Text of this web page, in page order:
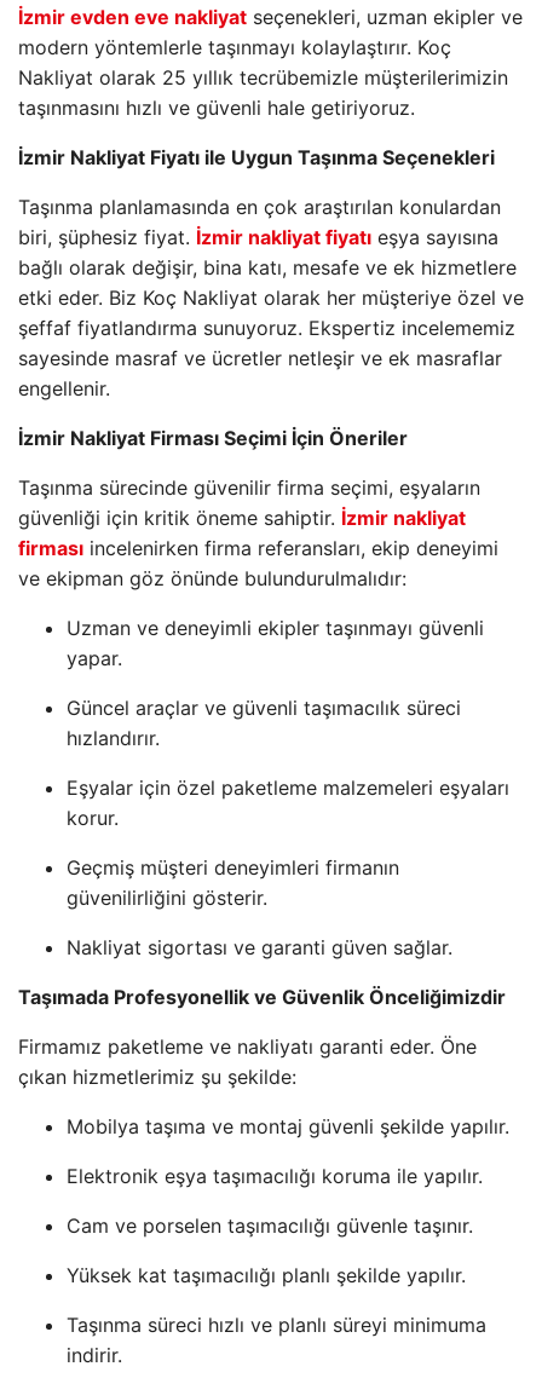
İzmir evden eve nakliyat seçenekleri, uzman ekipler ve
modern yöntemlerle taşınmayı kolaylaştırır. Koç
Nakliyat olarak 25 yıllık tecrübemizle müşterilerimizin
taşınmasını hızlı ve güvenli hale getiriyoruz.
İzmir Nakliyat Fiyatı ile Uygun Taşınma Seçenekleri
Taşınma planlamasında en çok araştırılan konulardan
biri, şüphesiz fiyat. İzmir nakliyat fiyatı eşya sayısına
bağlı olarak değişir, bina katı, mesafe ve ek hizmetlere
etki eder. Biz Koç Nakliyat olarak her müşteriye özel ve
şeffaf fiyatlandırma sunuyoruz. Ekspertiz incelememiz
sayesinde masraf ve ücretler netleşir ve ek masraflar
engellenir.
İzmir Nakliyat Firması Seçimi İçin Öneriler
Taşınma sürecinde güvenilir firma seçimi, eşyaların
güvenliği için kritik öneme sahiptir. İzmir nakliyat
firması incelenirken firma referansları, ekip deneyimi
ve ekipman göz önünde bulundurulmalıdır:
Uzman ve deneyimli ekipler taşınmayı güvenli
yapar.
Güncel araçlar ve güvenli taşımacılık süreci
hızlandırır.
Eşyalar için özel paketleme malzemeleri eşyaları
korur.
Geçmiş müşteri deneyimleri firmanın
güvenilirliğini gösterir.
Nakliyat sigortası ve garanti güven sağlar.
Taşımada Profesyonellik ve Güvenlik Önceliğimizdir
Firmamız paketleme ve nakliyatı garanti eder. Öne
çıkan hizmetlerimiz şu şekilde:
Mobilya taşıma ve montaj güvenli şekilde yapılır.
Elektronik eşya taşımacılığı koruma ile yapılır.
Cam ve porselen taşımacılığı güvenle taşınır.
Yüksek kat taşımacılığı planlı şekilde yapılır.
Taşınma süreci hızlı ve planlı süreyi minimuma
indirir.